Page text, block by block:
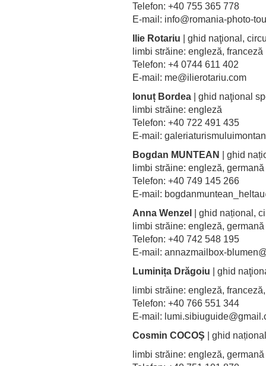
Telefon: +40 755 365 778
E-mail: info@romania-photo-
Ilie Rotariu | ghid naţional,
limbi străine: engleză, franceză
Telefon: +4 0744 611 402
E-mail: me@ilierotariu.com
Ionuț Bordea | ghid naţional
limbi străine: engleză
Telefon: +40 722 491 435
E-mail:
Bogdan MUNTEAN | ghid
limbi străine: engleză,
Telefon: +40 749 145 266
E-mail:
Anna Wenzel | ghid național,
limbi străine: engleză,
Telefon: +40 742 548 195
E-mail: annazmailbox-
Luminița Drăgoiu | ghid
limbi străine: engleză,
Telefon: +40 766 551 344
E-mail:
Cosmin COCOŞ | ghid
limbi străine: engleză,